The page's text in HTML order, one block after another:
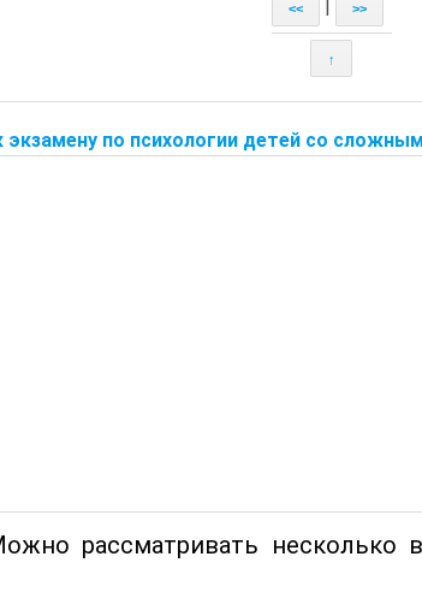
<< >>
↑
по психологии детей со
рассматривать несколько